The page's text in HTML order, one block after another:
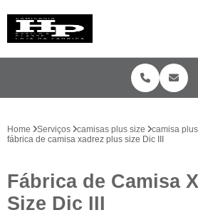
Home Serviços camisas plus size
camisa
fábrica de camisa xadrez plus size Dic III
Fábrica de Camisa
Size Dic III